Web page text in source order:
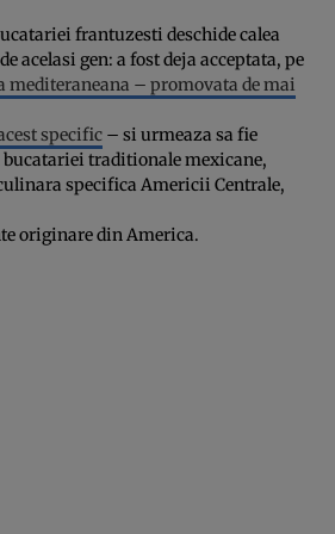
frantuzesti deschide calea
acelasi gen: a fost deja acceptata, pe
mediteraneana – promovata de mai
specific – si urmeaza sa fie
traditionale mexicane,
specifica Americii Centrale,
originare din America.